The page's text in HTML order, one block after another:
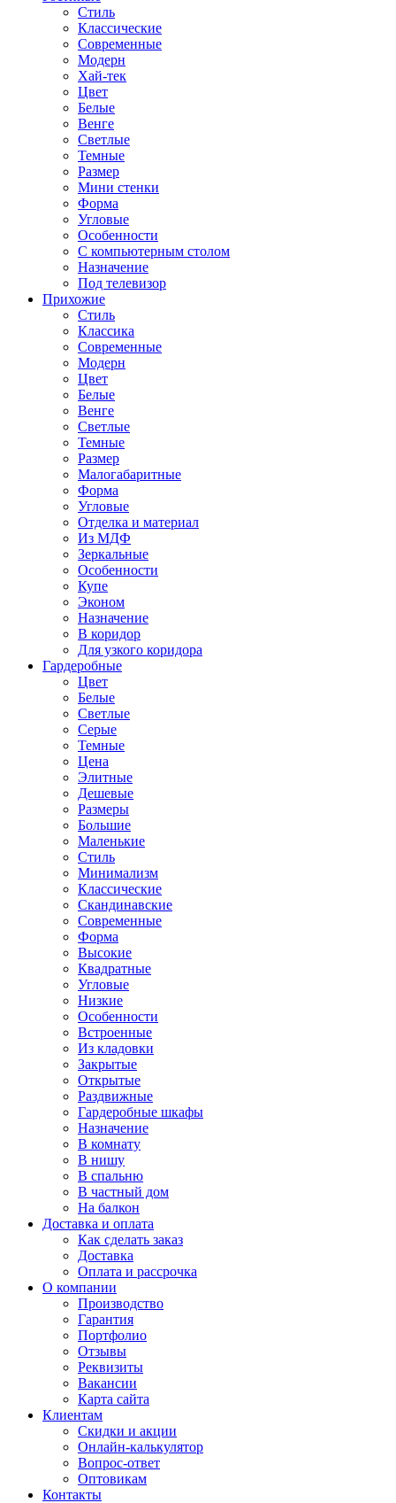
Стиль
Классические
Современные
Модерн
Хай-тек
Цвет
Белые
Венге
Светлые
Темные
Размер
Мини стенки
Форма
Угловые
Особенности
С компьютерным столом
Назначение
Под телевизор
Прихожие
Стиль
Классика
Современные
Модерн
Цвет
Белые
Венге
Светлые
Темные
Размер
Малогабаритные
Форма
Угловые
Отделка и материал
Из МДФ
Зеркальные
Особенности
Купе
Эконом
Назначение
В коридор
Для узкого коридора
Гардеробные
Цвет
Белые
Светлые
Серые
Темные
Цена
Элитные
Дешевые
Размеры
Большие
Маленькие
Стиль
Минимализм
Классические
Скандинавские
Современные
Форма
Высокие
Квадратные
Угловые
Низкие
Особенности
Встроенные
Из кладовки
Закрытые
Открытые
Раздвижные
Гардеробные шкафы
Назначение
В комнату
В нишу
В спальню
В частный дом
На балкон
Доставка и оплата
Как сделать заказ
Доставка
Оплата и рассрочка
О компании
Производство
Гарантия
Портфолио
Отзывы
Реквизиты
Вакансии
Карта сайта
Клиентам
Скидки и акции
Онлайн-калькулятор
Вопрос-ответ
Оптовикам
Контакты